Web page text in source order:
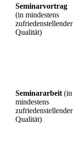
Seminarvortrag
(in mindestens
zufriedenstellender
Qualität)
Seminararbeit (in
mindestens
zufriedenstellender
Qualität)